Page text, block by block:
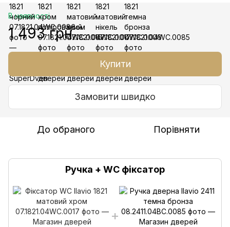
В наявності
1 493 грн
Купити
Замовити швидко
До обраного Порівняти
Ручка + WC фіксатор